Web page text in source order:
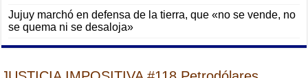
Jujuy marchó en defensa de la tierra, que «no se vende, no
se quema ni se desaloja»